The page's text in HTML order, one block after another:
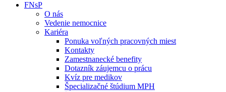
FNsP
O nás
Vedenie nemocnice
Kariéra
Ponuka voľných pracovných miest
Kontakty
Zamestnanecké benefity
Dotazník záujemcu o prácu
Kvíz pre medikov
Špecializačné štúdium MPH